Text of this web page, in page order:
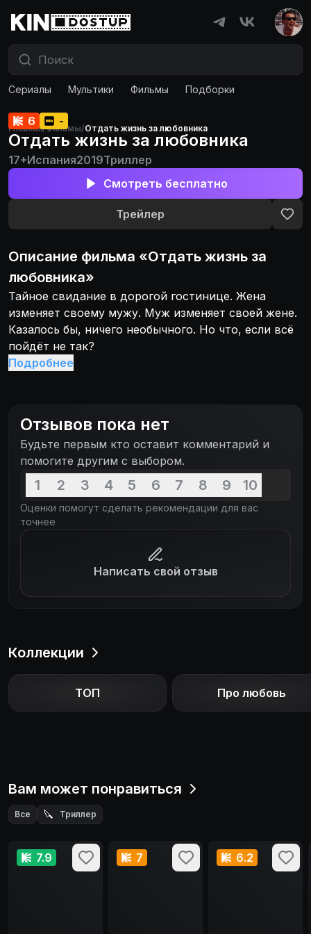
Сериалы Мультики Фильмы Подборки
Главная/Фильмы/Отдать жизнь за любовника
6 -
Отдать жизнь за любовника
17+Испания2019Триллер
Смотреть бесплатно
Трейлер
Описание фильма «Отдать жизнь за
любовника»
Тайное свидание в дорогой гостинице. Жена
изменяет своему мужу. Муж изменяет своей жене.
Казалось бы, ничего необычного. Но что, если всё
пойдёт не так?
Подробнее
Отзывов пока нет
Будьте первым кто оставит комментарий и
помогите другим с выбором.
1 2 3 4 5 6 7 8 9 10
Оценки помогут сделать рекомендации для вас
точнее
Написать свой отзыв
Коллекции
ТОП Про любовь
Вам может понравиться
Все 🔪 Триллер
7.9 7 6.2